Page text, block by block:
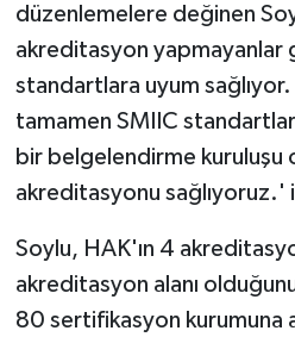
düzenlemelere değinen
akreditasyon yapmayanlar
standartlara uyum
tamamen SMIIC
bir belgelendirme kuruluşu
akreditasyonu sağlıyoruz.'
Soylu, HAK'ın 4
akreditasyon alanı
80 sertifikasyon kurumuna